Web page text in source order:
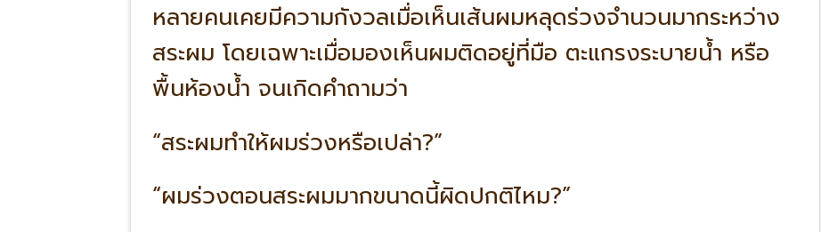
หลายคนเคยมีความกังวลเมื่อเห็นเส้นผมหลุดร่วงจำนวนมากระหว่าง
สระผม โดยเฉพาะเมื่อมองเห็นผมติดอยู่ที่มือ ตะแกรงระบายน้ำ หรือ
พื้นห้องน้ำ จนเกิดคำถามว่า
“สระผมทำให้ผมร่วงหรือเปล่า?”
“ผมร่วงตอนสระผมมากขนาดนี้ผิดปกติไหม?”